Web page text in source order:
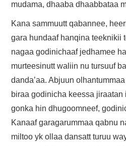
mudama, dhaaba dhaabbataa
Kana sammuutt qabannee,
gara hundaaf hanqina teeknikii
nagaa godinichaaf jedhamee
murteesinutt waliin nu tursuuf
danda’aa. Abjuun
biraa godinicha keessa jiraatan
gonka hin dhugoomneef,
Kanaaf garagarummaa qabnu
miltoo yk ollaa dansatt turuu